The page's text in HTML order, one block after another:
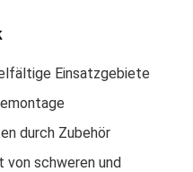
Einsatzgebiete
durch Zubehör
von schweren und